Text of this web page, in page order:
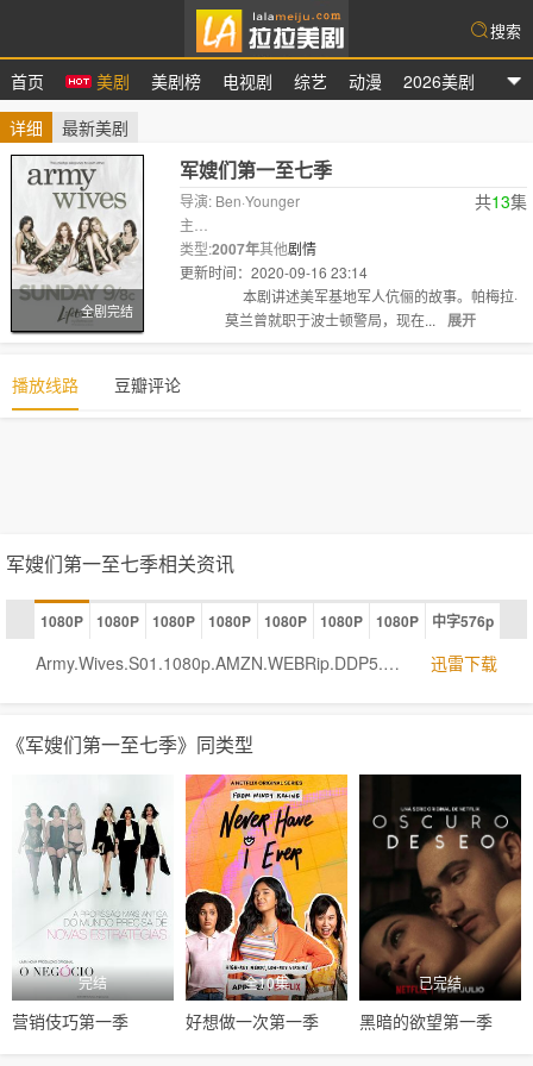
首页 美剧 美剧榜 电视剧 综艺 动漫 2026美剧
搜索
详细 最新美剧
全剧完结
军嫂们第一至七季
共13集
导演: Ben·Younger
主
演:Kim·Delaney Catherine·Bell
类型:2007年其他剧情
更新时间：2020-09-16 23:14
本剧讲述美军基地军人伉俪的故事。帕梅拉·
莫兰曾就职于波士顿警局，现在...
展开
播放线路 豆瓣评论
军嫂们第一至七季相关资讯
1080P 1080P 1080P 1080P 1080P 1080P 1080P 中字576p
Army.Wives.S01.1080p.AMZN.WEBRip.DDP5.1.x264-TrollHD[rartv] 迅雷下载
《军嫂们第一至七季》同类型
完结
营销伎巧第一季
全10集
好想做一次第一季
已完结
黑暗的欲望第一季